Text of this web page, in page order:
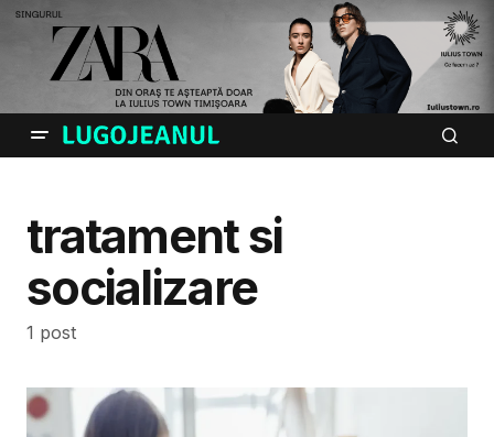
tratament si
socializare
1 post